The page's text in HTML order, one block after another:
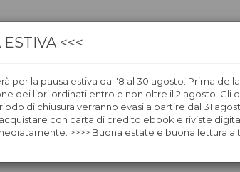
ÀNCORAWOW
<<<
per la pausa estiva dall'8 al 30 agosto. Prima
dei libri ordinati entro e non oltre il 2 agosto. Gli
di chiusura verranno evasi a partire dal 31
con carta di credito ebook e riviste
>>>> Buona estate e buona lettura a